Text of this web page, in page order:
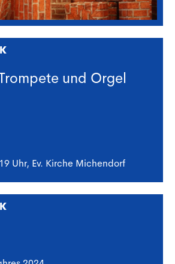
und Orgel
Uhr, Ev. Kirche Michendorf